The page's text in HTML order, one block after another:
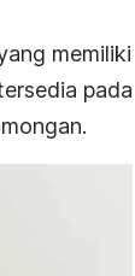
memiliki
pada